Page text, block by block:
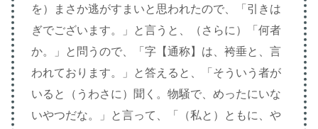
を）まさか逃がすまいと思われたので、「引きは
ぎでございます。」と言うと、（さらに）「何者
か。」と問うので、「字【通称】は、袴垂と、言
われております。」と答えると、「そういう者が
いると（うわさに）聞く。物騒で、めったにいな
いやつだな。」と言って、「（私と）ともに、や